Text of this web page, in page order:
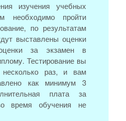
изучения учебных
необходимо пройти
по результатам
выставлены оценки
за экзамен в
Тестирование вы
несколько раз, и вам
как минимум 3
плата за
время обучения не